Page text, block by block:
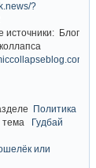
?
источники: Блог
Политика
тема Гудбай
или